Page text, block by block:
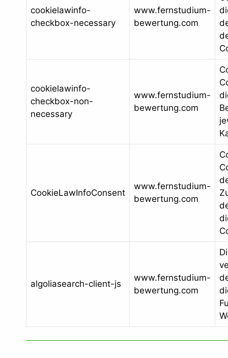
cookielawinfo-
checkbox-necessary
www.fernstudium-
bewertung.com
cookielawinfo-
checkbox-non-
necessary
www.fernstudium-
bewertung.com
CookieLawInfoConsent
www.fernstudium-
bewertung.com
algoliasearch-client-js
www.fernstudium-
bewertung.com